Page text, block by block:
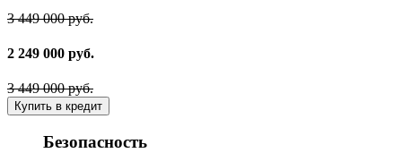
3 449 000 руб.
2 249 000 руб.
3 449 000 руб.
Купить в кредит
Безопасность